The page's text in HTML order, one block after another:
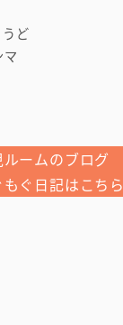
ど
ームのブログ
もぐ日記はこちら